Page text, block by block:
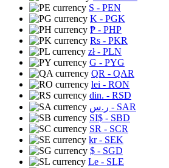
S - PEN
K - PGK
₱ - PHP
Rs - PKR
zł- PLN
G - PYG
QR - QAR
lei - RON
din. - RSD
ر.س - SAR
SI$ - SBD
SR - SCR
kr- SEK
$ - SGD
Le - SLE